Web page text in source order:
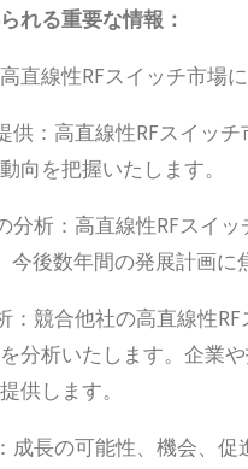
れる重要な情報：
直線性RFスイッチ市場
供：高直線性RFスイッ
向を把握いたします。
分析：高直線性RFスイ
今後数年間の発展計画に
：競合他社の高直線性
分析いたします。企業
供します。
成長の可能性、機会、